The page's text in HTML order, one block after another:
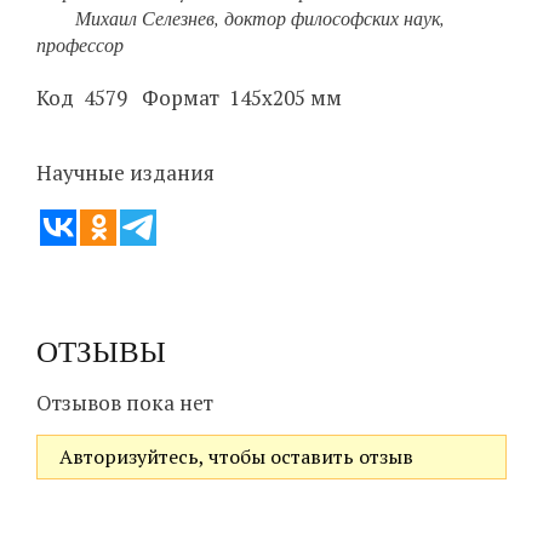
Михаил Селезнев, доктор философских наук,
профессор
Код 4579 Формат 145х205 мм
Научные издания
ОТЗЫВЫ
Отзывов пока нет
Авторизуйтесь, чтобы оставить отзыв